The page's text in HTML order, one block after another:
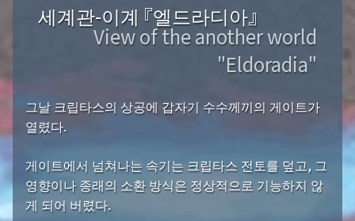
세계관-이계 『엘드라디아』
View of the another world
"Eldoradia"
그날 크립타스의 상공에 갑자기 수수께끼의 게이트가
열렸다.
게이트에서 넘쳐나는 속기는 크립타스 전토를 덮고, 그
영향이나 종래의 소환 방식은 정상적으로 기능하지 않
게 되어 버렸다.